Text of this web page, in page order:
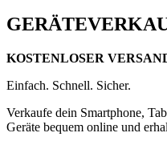
GERÄTE
KOSTENLOSER
Einfach. Schnell. Sicher.
Verkaufe dein Smartphone,
Geräte bequem online und